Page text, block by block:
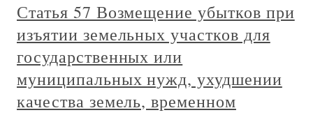
Статья 57 Возмещение убытков при
изъятии земельных участков для
государственных или
муниципальных нужд, ухудшении
качества земель, временном